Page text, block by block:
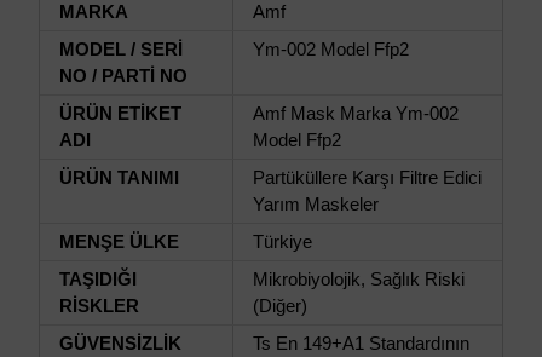
MARKA
Amf
MODEL / SERİ
NO / PARTİ NO
Ym-002 Model Ffp2
ÜRÜN ETİKET
ADI
Amf Mask Marka Ym-002
Model Ffp2
ÜRÜN TANIMI
Partüküllere Karşı Filtre Edici
Yarım Maskeler
MENŞE ÜLKE
Türkiye
TAŞIDIĞI
RİSKLER
Mikrobiyolojik, Sağlık Riski
(Diğer)
GÜVENSİZLİK
Ts En 149+A1 Standardının